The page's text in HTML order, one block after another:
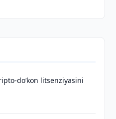
do‘kon litsenziyasini